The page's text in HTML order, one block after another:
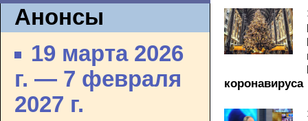
Анонсы
19 марта 2026
г. — 7 февраля
2027 г.
коронавируса